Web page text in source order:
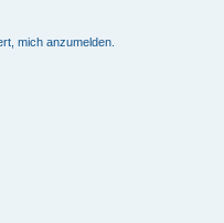
mich anzumelden.